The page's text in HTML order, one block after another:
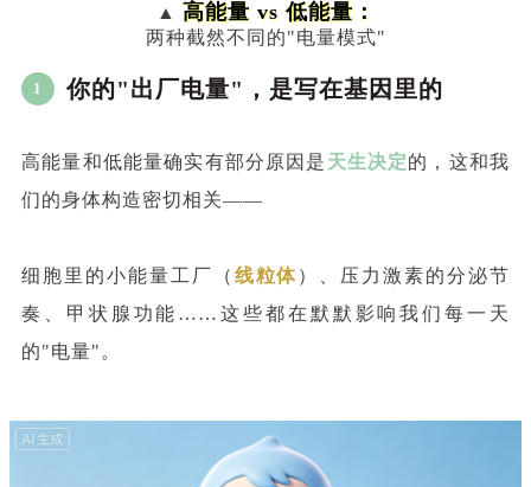
▲ 高能量 vs 低能量：
两种截然不同的"电量模式"
1 你的"出厂电量"，是写在基因里的
高能量和低能量确实有部分原因是 天生决定的，这和我
们的身体构造密切相关——
细胞里的小能量工厂（ 线粒体）、压力激素的分泌节
奏、甲状腺功能……这些都在默默影响我们每一天
的"电量"。